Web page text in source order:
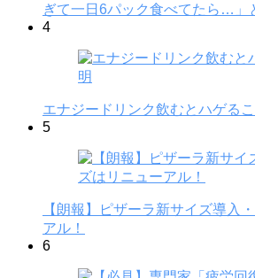
ぎて一日6パック食べてたら…」
4
エナジードリンク飲むとハゲる
5
【朗報】ピザーラ新サイズ導入
アル！
6